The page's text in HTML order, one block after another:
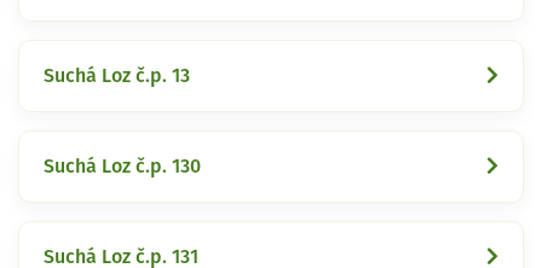
Suchá Loz č.p. 13
Suchá Loz č.p. 130
Suchá Loz č.p. 131